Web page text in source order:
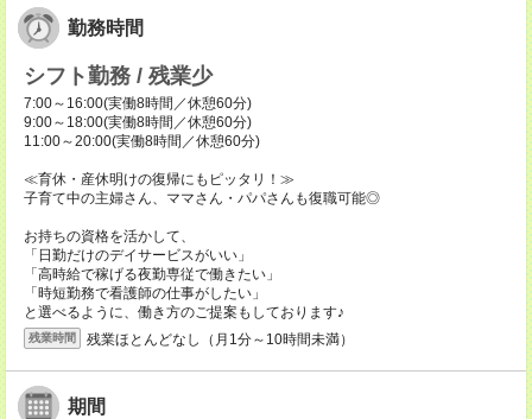
勤務時間
シフト勤務 / 残業少
7:00～16:00(実働8時間／休憩60分)
9:00～18:00(実働8時間／休憩60分)
11:00～20:00(実働8時間／休憩60分)
≪育休・産休明けの復帰にもピッタリ！≫
子育て中の主婦さん、ママさん・パパさんも復職可能◎
お持ちの資格を活かして、
「日勤だけのデイサービスがいい」
「高時給で稼げる夜勤専従で働きたい」
「時短勤務で看護師の仕事がしたい」
と選べるように、働き方のご提案もしております♪
残業時間 残業ほとんどなし（月1分～10時間未満）
期間